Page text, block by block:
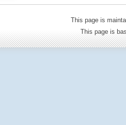
This page is
This page is